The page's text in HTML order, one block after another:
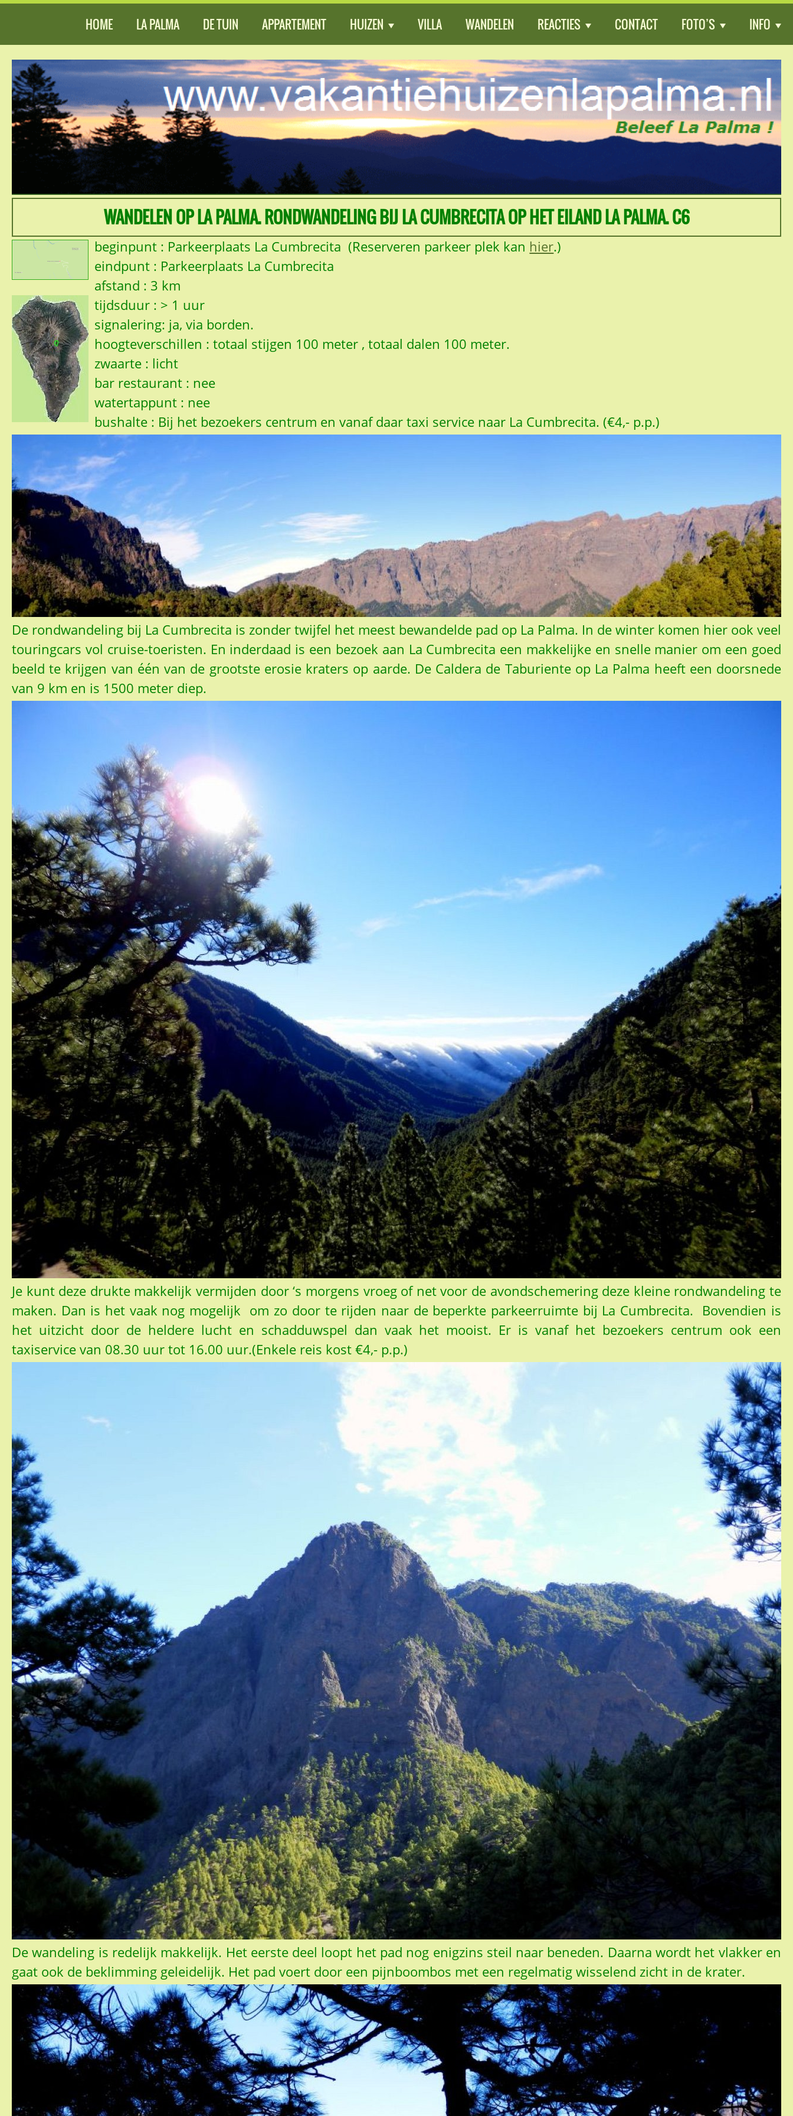
WANDELEN OP LA PALMA. RONDWANDELING BIJ LA CUMBRECITA OP HET EILAND LA PALMA. C6
beginpunt : Parkeerplaats La Cumbrecita (Reserveren parkeer plek kan hier.)
eindpunt : Parkeerplaats La Cumbrecita
afstand : 3 km
tijdsduur : > 1 uur
signalering: ja, via borden.
hoogteverschillen : totaal stijgen 100 meter , totaal dalen 100 meter.
zwaarte : licht
bar restaurant : nee
watertappunt : nee
bushalte : Bij het bezoekers centrum en vanaf daar taxi service naar La Cumbrecita. (€4,- p.p.)
De rondwandeling bij La Cumbrecita is zonder twijfel het meest bewandelde pad op La Palma. In de winter komen hier ook veel
touringcars vol cruise-toeristen. En inderdaad is een bezoek aan La Cumbrecita een makkelijke en snelle manier om een goed
beeld te krijgen van één van de grootste erosie kraters op aarde. De Caldera de Taburiente op La Palma heeft een doorsnede
van 9 km en is 1500 meter diep.
Je kunt deze drukte makkelijk vermijden door ‘s morgens vroeg of net voor de avondschemering deze kleine rondwandeling te
maken. Dan is het vaak nog mogelijk om zo door te rijden naar de beperkte parkeerruimte bij La Cumbrecita. Bovendien is
het uitzicht door de heldere lucht en schadduwspel dan vaak het mooist. Er is vanaf het bezoekers centrum ook een
taxiservice van 08.30 uur tot 16.00 uur.(Enkele reis kost €4,- p.p.)
De wandeling is redelijk makkelijk. Het eerste deel loopt het pad nog enigzins steil naar beneden. Daarna wordt het vlakker en
gaat ook de beklimming geleidelijk. Het pad voert door een pijnboombos met een regelmatig wisselend zicht in de krater.
HOME LA PALMA DE TUIN APPARTEMENT HUIZEN VILLA WANDELEN REACTIES CONTACT FOTO’S INFO